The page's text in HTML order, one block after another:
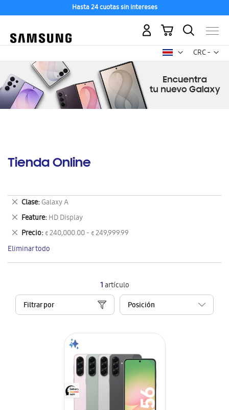
Hasta 24 cuotas sin intereses
CRC -
colón
Mi carrito
Tienda Online
1artículo
Filtrar por
Clase Galaxy A
Eliminar
este
artículo
Feature HD Display
Eliminar
este
artículo
Precio ¢ 240,000.00 - ¢ 249,999.99
Eliminar
este
artículo
Eliminar todo